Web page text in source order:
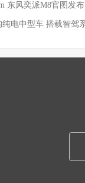
东风奕派M8官图发布
纯电中型车 搭载智驾